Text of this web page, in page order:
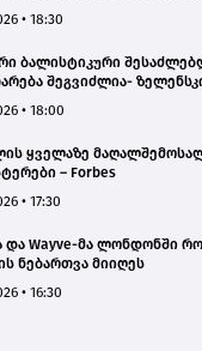
• 18:30
ბალისტიკური
შეგვიძლია-
• 18:00
ყველაზე
– Forbes
• 17:30
და Wayve-მა ლონდონში
ნებართვა მიიღეს
• 16:30